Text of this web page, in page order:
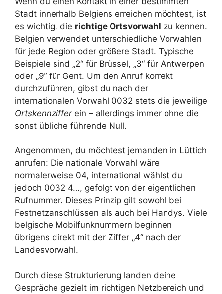
Stadt innerhalb Belgiens erreichen möchtest, ist
es wichtig, die richtige Ortsvorwahl zu kennen.
Belgien verwendet unterschiedliche Vorwahlen
für jede Region oder größere Stadt. Typische
Beispiele sind „2“ für Brüssel, „3“ für Antwerpen
oder „9“ für Gent. Um den Anruf korrekt
durchzuführen, gibst du nach der
internationalen Vorwahl 0032 stets die jeweilige
Ortskennzifferein – allerdings immer ohne die
sonst übliche führende Null.
Angenommen, du möchtest jemanden in Lüttich
anrufen: Die nationale Vorwahl wäre
normalerweise 04, international wählst du
jedoch 0032 4…, gefolgt von der eigentlichen
Rufnummer. Dieses Prinzip gilt sowohl bei
Festnetzanschlüssen als auch bei Handys. Viele
belgische Mobilfunknummern beginnen
übrigens direkt mit der Ziffer „4“ nach der
Landesvorwahl.
Durch diese Strukturierung landen deine
Gespräche gezielt im richtigen Netzbereich und